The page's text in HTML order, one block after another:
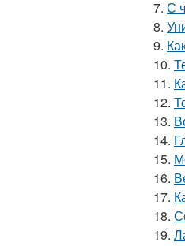
7. С
8.
9.
10.
11.
12.
13.
14.
15.
16.
17.
18.
19.